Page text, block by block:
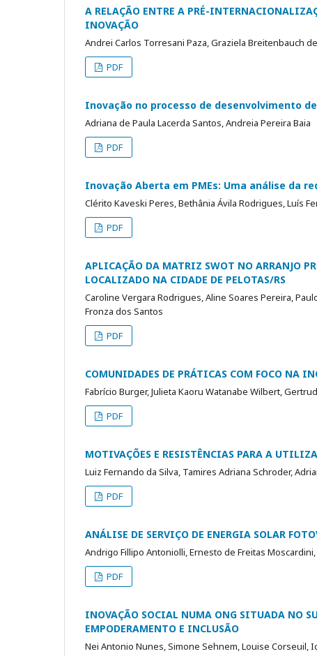
A RELAÇÃO ENTRE A PRÉ-
INOVAÇÃO
Andrei Carlos Torresani Paza, Graziela Breitenbauch
PDF
Inovação no processo de desenvolvimento
Adriana de Paula Lacerda Santos, Andreia Pereira Baia
PDF
Inovação Aberta em PMEs: Uma análise da
Clérito Kaveski Peres, Bethânia Ávila Rodrigues, Luís
PDF
APLICAÇÃO DA MATRIZ SWOT NO ARRANJO
LOCALIZADO NA CIDADE DE PELOTAS/RS
Caroline Vergara Rodrigues, Aline Soares Pereira,
Fronza dos Santos
PDF
COMUNIDADES DE PRÁTICAS COM FOCO NA
Fabrício Burger, Julieta Kaoru Watanabe Wilbert,
PDF
MOTIVAÇÕES E RESISTÊNCIAS PARA A
Luiz Fernando da Silva, Tamires Adriana Schroder,
PDF
ANÁLISE DE SERVIÇO DE ENERGIA SOLAR
Andrigo Fillipo Antoniolli, Ernesto de Freitas
PDF
INOVAÇÃO SOCIAL NUMA ONG SITUADA NO
EMPODERAMENTO E INCLUSÃO
Nei Antonio Nunes, Simone Sehnem, Louise Corseuil,